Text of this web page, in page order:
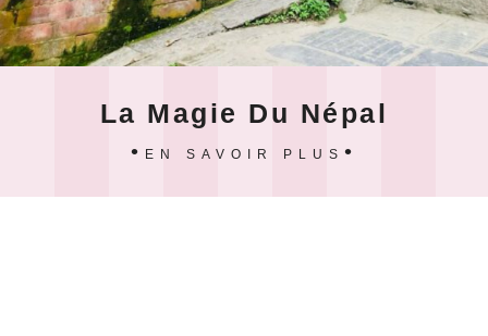
La Magie Du Népal
EN SAVOIR PLUS